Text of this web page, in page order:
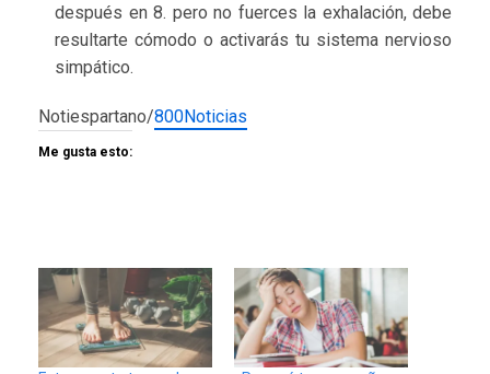
después en 8. pero no fuerces la exhalación, debe
resultarte cómodo o activarás tu sistema nervioso
simpático.
Notiespartano/800Noticias
Me gusta esto: